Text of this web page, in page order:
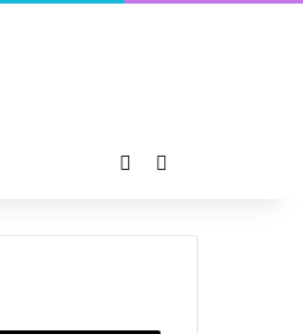
Publicación al azar